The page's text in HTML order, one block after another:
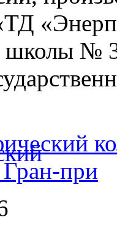
школы №
Гран-при